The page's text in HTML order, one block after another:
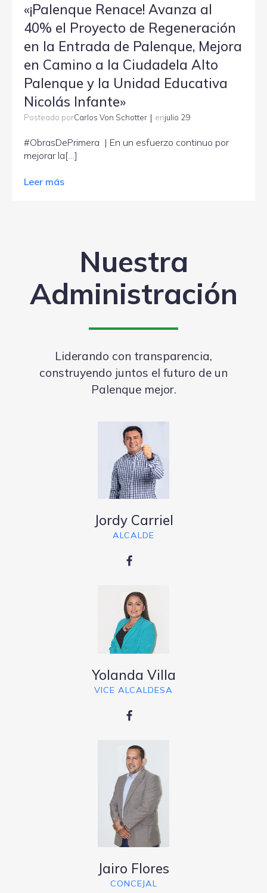
«¡Palenque Renace! Avanza al
40% el Proyecto de Regeneración
en la Entrada de Palenque, Mejora
en Camino a la Ciudadela Alto
Palenque y la Unidad Educativa
Nicolás Infante»
Posteado porCarlos Von Schotter | enjulio 29
#ObrasDePrimera | En un esfuerzo continuo por
mejorar la[…]
Leer más
Nuestra
Administración
Liderando con transparencia,
construyendo juntos el futuro de un
Palenque mejor.
Jordy Carriel
ALCALDE
Yolanda Villa
VICE ALCALDESA
Jairo Flores
CONCEJAL